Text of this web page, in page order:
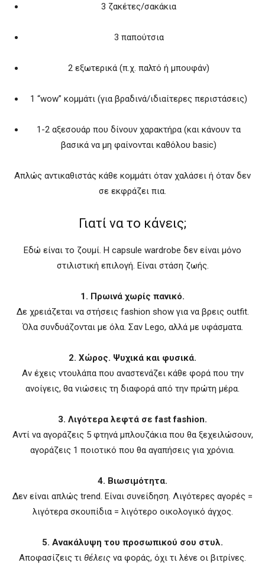
3 ζακέτες/σακάκια
3 παπούτσια
2 εξωτερικά (π.χ. παλτό ή μπουφάν)
1 “wow” κομμάτι (για βραδινά/ιδιαίτερες περιστάσεις)
1-2 αξεσουάρ που δίνουν χαρακτήρα (και κάνουν τα
βασικά να μη φαίνονται καθόλου basic)
Απλώς αντικαθιστάς κάθε κομμάτι όταν χαλάσει ή όταν δεν
σε εκφράζει πια.
Γιατί να το κάνεις;
Εδώ είναι το ζουμί. Η capsule wardrobe δεν είναι μόνο
στιλιστική επιλογή. Είναι στάση ζωής.
1. Πρωινά χωρίς πανικό.
Δε χρειάζεται να στήσεις fashion show για να βρεις outfit.
Όλα συνδυάζονται με όλα. Σαν Lego, αλλά με υφάσματα.
2. Χώρος. Ψυχικά και φυσικά.
Αν έχεις ντουλάπα που αναστενάζει κάθε φορά που την
ανοίγεις, θα νιώσεις τη διαφορά από την πρώτη μέρα.
3. Λιγότερα λεφτά σε fast fashion.
Αντί να αγοράζεις 5 φτηνά μπλουζάκια που θα ξεχειλώσουν,
αγοράζεις 1 ποιοτικό που θα αγαπήσεις για χρόνια.
4. Βιωσιμότητα.
Δεν είναι απλώς trend. Είναι συνείδηση. Λιγότερες αγορές =
λιγότερα σκουπίδια = λιγότερο οικολογικό άγχος.
5. Ανακάλυψη του προσωπικού σου στυλ.
Αποφασίζεις τι θέλεις να φοράς, όχι τι λένε οι βιτρίνες.